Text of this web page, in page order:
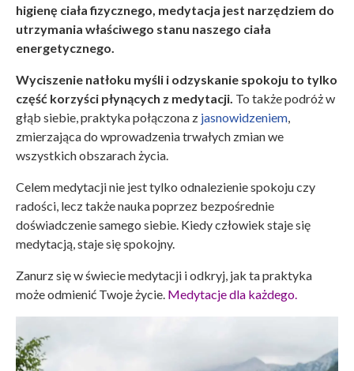
higienę ciała fizycznego, medytacja jest narzędziem do
utrzymania właściwego stanu naszego ciała
energetycznego.
Wyciszenie natłoku myśli i odzyskanie spokoju to tylko
część korzyści płynących z medytacji. To także podróż w
głąb siebie, praktyka połączona z jasnowidzeniem,
zmierzająca do wprowadzenia trwałych zmian we
wszystkich obszarach życia.
Celem medytacji nie jest tylko odnalezienie spokoju czy
radości, lecz także nauka poprzez bezpośrednie
doświadczenie samego siebie. Kiedy człowiek staje się
medytacją, staje się spokojny.
Zanurz się w świecie medytacji i odkryj, jak ta praktyka
może odmienić Twoje życie. Medytacje dla każdego.